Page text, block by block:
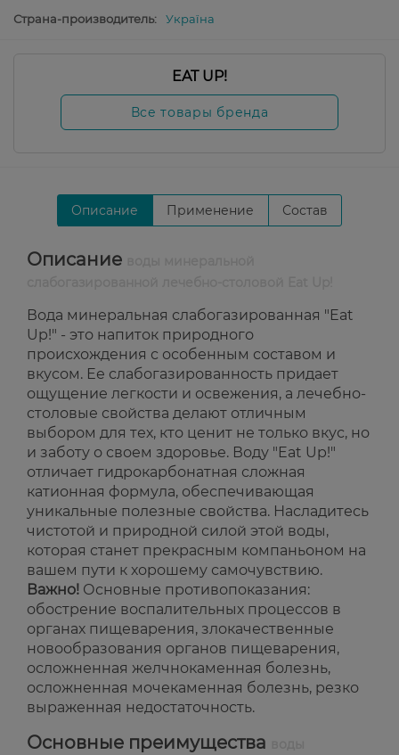
Страна-производитель:
Україна
EAT UP!
Все товары бренда
Описание Применение Состав
Описание
Вода минеральная слабогазированная "Eat
Up!" - это напиток природного
происхождения с особенным составом и
вкусом. Ее слабогазированность придает
ощущение легкости и освежения, а лечебно-
столовые свойства делают отличным
выбором для тех, кто ценит не только вкус, но
и заботу о своем здоровье. Воду "Eat Up!"
отличает гидрокарбонатная сложная
катионная формула, обеспечивающая
уникальные полезные свойства. Насладитесь
чистотой и природной силой этой воды,
которая станет прекрасным компаньоном на
вашем пути к хорошему самочувствию.
Важно! Основные противопоказания:
обострение воспалительных процессов в
органах пищеварения, злокачественные
новообразования органов пищеварения,
осложненная желчнокаменная болезнь,
осложненная мочекаменная болезнь, резко
выраженная недостаточность.
Основные преимущества